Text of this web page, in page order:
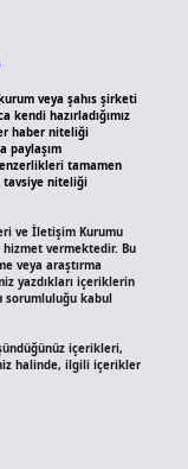
veya şahıs şirketi
kendi hazırladığımız
haber niteliği
paylaşım
tamamen
tavsiye niteliği
ve İletişim Kurumu
hizmet vermektedir. Bu
veya araştırma
yazdıkları içeriklerin
kabul
içerikleri,
halinde, ilgili içerikler